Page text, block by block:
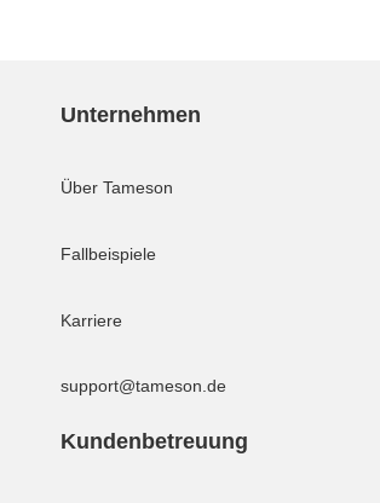
Unternehmen
Über Tameson
Fallbeispiele
Karriere
support@tameson.de
Kundenbetreuung